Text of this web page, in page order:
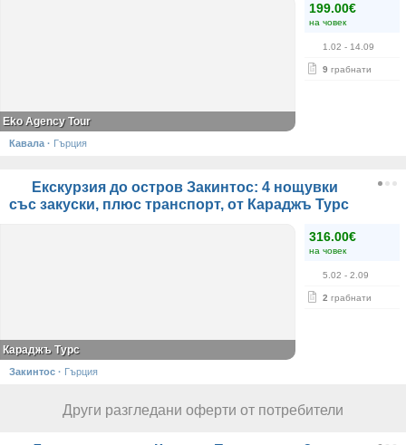
199.00€
на човек
1.02 - 14.09
9 грабнати
Eko Agency Tour
Кавала · Гърция
Екскурзия до остров Закинтос: 4 нощувки
със закуски, плюс транспорт, от Караджъ Турс
316.00€
на човек
5.02 - 2.09
2 грабнати
Караджъ Турс
Закинтос · Гърция
Други разгледани оферти от потребители